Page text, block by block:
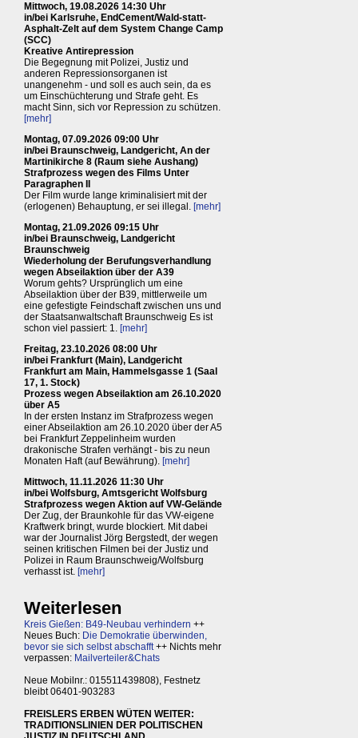
Mittwoch, 19.08.2026 14:30 Uhr
in/bei Karlsruhe, EndCement/Wald-statt-
Asphalt-Zelt auf dem System Change Camp
(SCC)
Kreative Antirepression
Die Begegnung mit Polizei, Justiz und
anderen Repressionsorganen ist
unangenehm - und soll es auch sein, da es
um Einschüchterung und Strafe geht. Es
macht Sinn, sich vor Repression zu schützen.
[mehr]
Montag, 07.09.2026 09:00 Uhr
in/bei Braunschweig, Landgericht, An der
Martinikirche 8 (Raum siehe Aushang)
Strafprozess wegen des Films Unter
Paragraphen II
Der Film wurde lange kriminalisiert mit der
(erlogenen) Behauptung, er sei illegal. [mehr]
Montag, 21.09.2026 09:15 Uhr
in/bei Braunschweig, Landgericht
Braunschweig
Wiederholung der Berufungsverhandlung
wegen Abseilaktion über der A39
Worum gehts? Ursprünglich um eine
Abseilaktion über der B39, mittlerweile um
eine gefestigte Feindschaft zwischen uns und
der Staatsanwaltschaft Braunschweig Es ist
schon viel passiert: 1. [mehr]
Freitag, 23.10.2026 08:00 Uhr
in/bei Frankfurt (Main), Landgericht
Frankfurt am Main, Hammelsgasse 1 (Saal
17, 1. Stock)
Prozess wegen Abseilaktion am 26.10.2020
über A5
In der ersten Instanz im Strafprozess wegen
einer Abseilaktion am 26.10.2020 über der A5
bei Frankfurt Zeppelinheim wurden
drakonische Strafen verhängt - bis zu neun
Monaten Haft (auf Bewährung). [mehr]
Mittwoch, 11.11.2026 11:30 Uhr
in/bei Wolfsburg, Amtsgericht Wolfsburg
Strafprozess wegen Aktion auf VW-Gelände
Der Zug, der Braunkohle für das VW-eigene
Kraftwerk bringt, wurde blockiert. Mit dabei
war der Journalist Jörg Bergstedt, der wegen
seinen kritischen Filmen bei der Justiz und
Polizei in Raum Braunschweig/Wolfsburg
verhasst ist. [mehr]
Weiterlesen
Kreis Gießen: B49-Neubau verhindern ++
Neues Buch: Die Demokratie überwinden,
bevor sie sich selbst abschafft++ Nichts mehr
verpassen: Mailverteiler&Chats
Neue Mobilnr.: 015511439808), Festnetz
bleibt 06401-903283
FREISLERS ERBEN WÜTEN WEITER:
TRADITIONSLINIEN DER POLITISCHEN